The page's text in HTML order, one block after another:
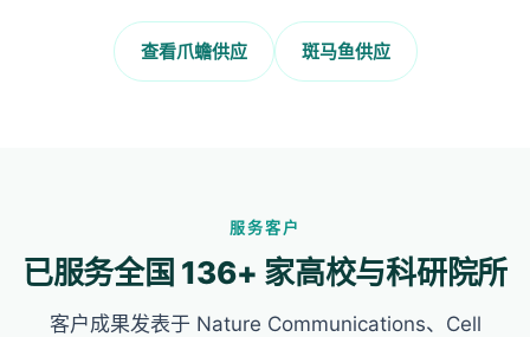
查看爪蟾供应 斑马鱼供应
服务客户
已服务全国 136+ 家高校与科研院所
客户成果发表于 Nature Communications、Cell